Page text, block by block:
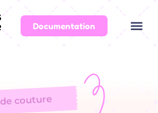
Documentation
couture